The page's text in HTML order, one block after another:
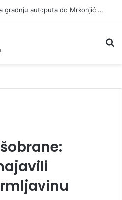
Završna faza priprema za gradnju autoputa do Mrkonjić Grada